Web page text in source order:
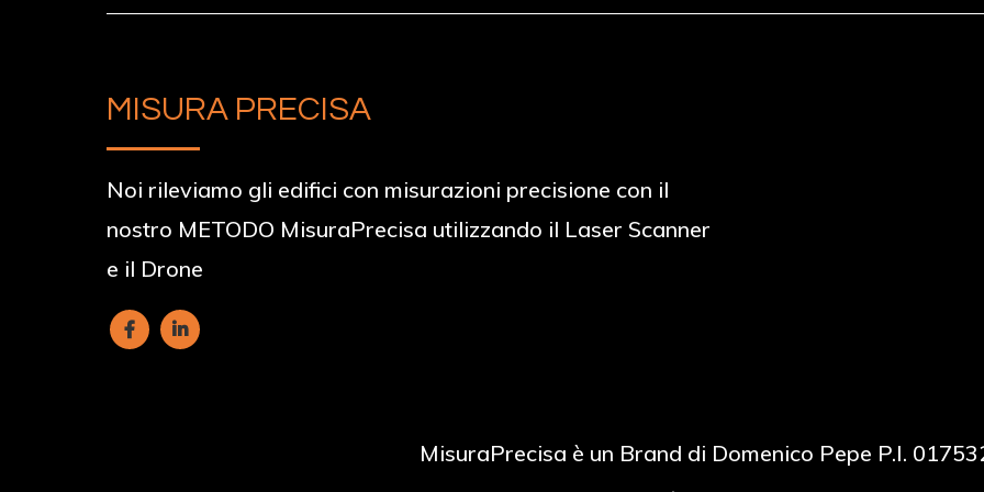
MISURA PRECISA
Noi rileviamo gli edifici con misurazioni precisione con il
nostro METODO MisuraPrecisa utilizzando il Laser Scanner
e il Drone
MisuraPrecisa è un Brand di Domenico Pepe P.I.